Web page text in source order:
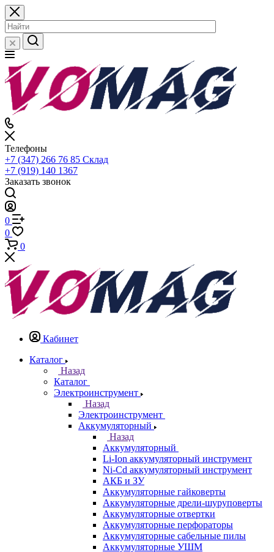
Телефоны
+7 (347) 266 76 85 Склад
+7 (919) 140 1367
Заказать звонок
0
0
0
Кабинет
Каталог
Назад
Каталог
Электроинструмент
Назад
Электроинструмент
Аккумуляторный
Назад
Аккумуляторный
Li-Ion аккумуляторный инструмент
Ni-Cd аккумуляторный инструмент
АКБ и ЗУ
Аккумуляторные гайковерты
Аккумуляторные дрели-шуруповерты
Аккумуляторные отвертки
Аккумуляторные перфораторы
Аккумуляторные сабельные пилы
Аккумуляторные УШМ